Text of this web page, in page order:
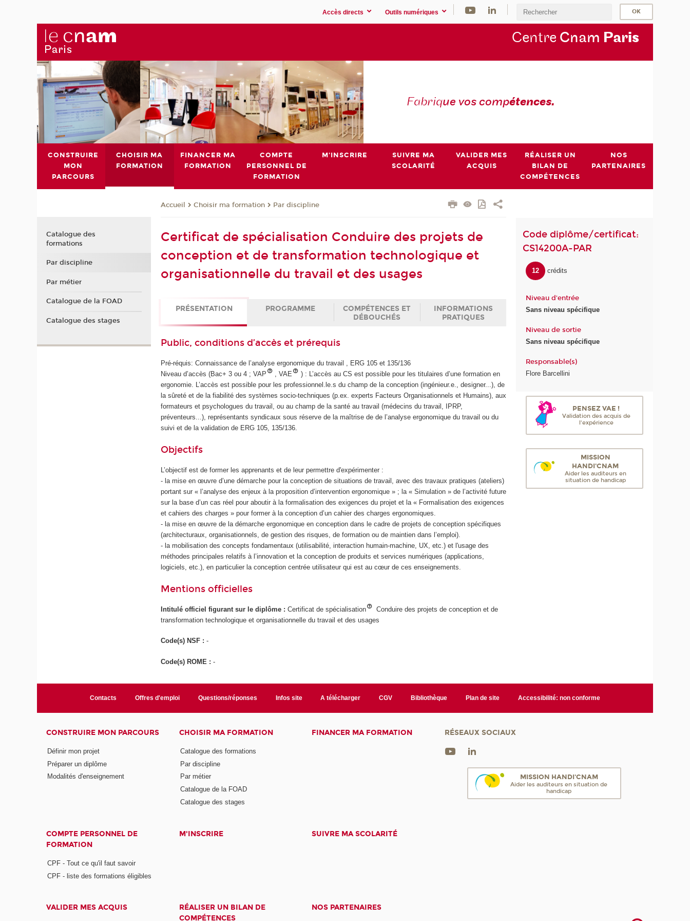
Accès directs Outils numériques
Centre Cnam Paris
Fabrique vos compétences.
CONSTRUIRE
MON
PARCOURS
CHOISIR MA
FORMATION
FINANCER MA
FORMATION
COMPTE
PERSONNEL DE
FORMATION
M'INSCRIRE
SUIVRE MA
SCOLARITÉ
VALIDER MES
ACQUIS
RÉALISER UN
BILAN DE
COMPÉTENCES
NOS
PARTENAIRES
Accueil Choisir ma formation Par discipline
Certificat de spécialisation Conduire des projets de
conception et de transformation technologique et
organisationnelle du travail et des usages
PRÉSENTATION PROGRAMME
COMPÉTENCES ET
DÉBOUCHÉS
INFORMATIONS
PRATIQUES
Public, conditions d’accès et prérequis
Pré-réquis: Connaissance de l’analyse ergonomique du travail , ERG 105 et 135/136
Niveau d’accès (Bac+ 3 ou 4 ; VAP
, VAE
) : L’accès au CS est possible pour les titulaires d’une formation en
ergonomie. L’accès est possible pour les professionnel.le.s du champ de la conception (ingénieur.e., designer...), de
la sûreté et de la fiabilité des systèmes socio-techniques (p.ex. experts Facteurs Organisationnels et Humains), aux
formateurs et psychologues du travail, ou au champ de la santé au travail (médecins du travail, IPRP,
préventeurs...), représentants syndicaux sous réserve de la maîtrise de de l’analyse ergonomique du travail ou du
suivi et de la validation de ERG 105, 135/136.
Objectifs
L’objectif est de former les apprenants et de leur permettre d'expérimenter :
- la mise en œuvre d’une démarche pour la conception de situations de travail, avec des travaux pratiques (ateliers)
portant sur « l’analyse des enjeux à la proposition d’intervention ergonomique » ; la « Simulation » de l’activité future
sur la base d’un cas réel pour aboutir à la formalisation des exigences du projet et la « Formalisation des exigences
et cahiers des charges » pour former à la conception d’un cahier des charges ergonomiques.
- la mise en œuvre de la démarche ergonomique en conception dans le cadre de projets de conception spécifiques
(architecturaux, organisationnels, de gestion des risques, de formation ou de maintien dans l’emploi).
- la mobilisation des concepts fondamentaux (utilisabilité, interaction humain-machine, UX, etc.) et l'usage des
méthodes principales relatifs à l’innovation et la conception de produits et services numériques (applications,
logiciels, etc.), en particulier la conception centrée utilisateur qui est au cœur de ces enseignements.
Mentions officielles
Intitulé officiel figurant sur le diplôme :Certificat de spécialisation
Conduire des projets de conception et de
transformation technologique et organisationnelle du travail et des usages
Code(s) NSF :-
Code(s) ROME :-
Code diplôme/certificat:
CS14200A-PAR
12 crédits
Niveau d'entrée
Sans niveau spécifique
Niveau de sortie
Sans niveau spécifique
Responsable(s)
Flore Barcellini
PENSEZ VAE !
Validation des acquis de
l'expérience
MISSION
HANDI'CNAM
Aider les auditeurs en
situation de handicap
Catalogue des
formations
Par discipline
Par métier
Catalogue de la FOAD
Catalogue des stages
Contacts Offres d'emploi Questions/réponses Infos site A télécharger CGV Bibliothèque Plan de site Accessibilité: non conforme
CONSTRUIRE MON PARCOURS
Définir mon projet
Préparer un diplôme
Modalités d'enseignement
CHOISIR MA FORMATION
Catalogue des formations
Par discipline
Par métier
Catalogue de la FOAD
Catalogue des stages
FINANCER MA FORMATION
COMPTE PERSONNEL DE
FORMATION
CPF - Tout ce qu'il faut savoir
CPF - liste des formations éligibles
M'INSCRIRE SUIVRE MA SCOLARITÉ
VALIDER MES ACQUIS
RÉALISER UN BILAN DE
COMPÉTENCES
NOS PARTENAIRES
RÉSEAUX SOCIAUX
MISSION HANDI'CNAM
Aider les auditeurs en situation de
handicap